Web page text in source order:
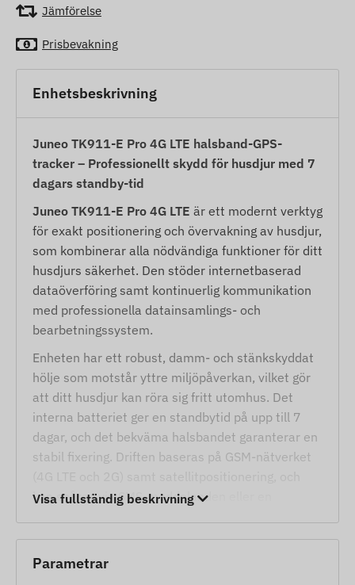
Jämförelse
Prisbevakning
Enhetsbeskrivning
Juneo TK911-E Pro 4G LTE halsband-GPS-
tracker – Professionellt skydd för husdjur med 7
dagars standby-tid
Juneo TK911-E Pro 4G LTE är ett modernt verktyg
för exakt positionering och övervakning av husdjur,
som kombinerar alla nödvändiga funktioner för ditt
husdjurs säkerhet. Den stöder internetbaserad
dataöverföring samt kontinuerlig kommunikation
med professionella datainsamlings- och
bearbetningssystem.
Enheten har ett robust, damm- och stänkskyddat
hölje som motstår yttre miljöpåverkan, vilket gör
att ditt husdjur kan röra sig fritt utomhus. Det
interna batteriet ger en standbytid på upp till 7
dagar, och det bekväma halsbandet garanterar en
stabil fixering. Driften baseras på GSM-nätverket
kan spåras via SMS-meddelanden eller en
Tjänster och egenskaper
Visa fullständig beskrivning
Parametrar